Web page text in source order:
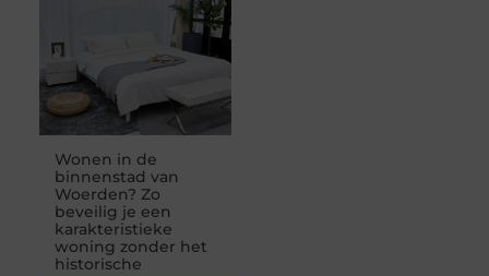
Wonen in de
binnenstad van
Woerden? Zo
beveilig je een
karakteristieke
woning zonder het
historische